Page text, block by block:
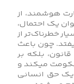
هوشمند، از
یک احتمال،
خطرناک‌تر از
چون باعث
بلکه بر
میکند و
یک حق انسانی